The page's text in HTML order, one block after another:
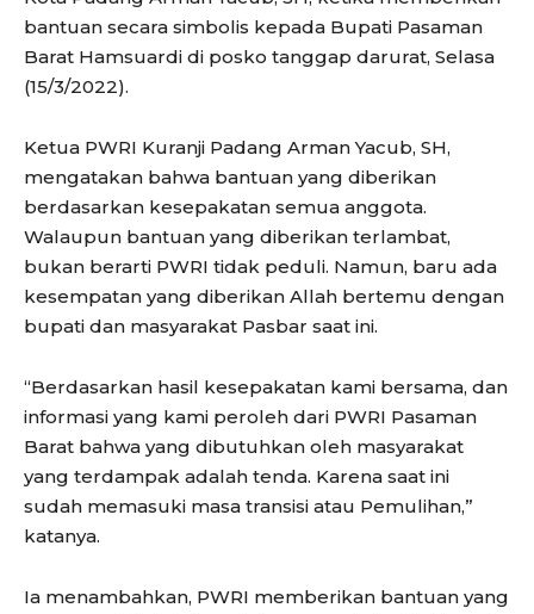
bantuan secara simbolis kepada Bupati Pasaman
Barat Hamsuardi di posko tanggap darurat, Selasa
(15/3/2022).
Ketua PWRI Kuranji Padang Arman Yacub, SH,
mengatakan bahwa bantuan yang diberikan
berdasarkan kesepakatan semua anggota.
Walaupun bantuan yang diberikan terlambat,
bukan berarti PWRI tidak peduli. Namun, baru ada
kesempatan yang diberikan Allah bertemu dengan
bupati dan masyarakat Pasbar saat ini.
“Berdasarkan hasil kesepakatan kami bersama, dan
informasi yang kami peroleh dari PWRI Pasaman
Barat bahwa yang dibutuhkan oleh masyarakat
yang terdampak adalah tenda. Karena saat ini
sudah memasuki masa transisi atau Pemulihan,”
katanya.
Ia menambahkan, PWRI memberikan bantuan yang